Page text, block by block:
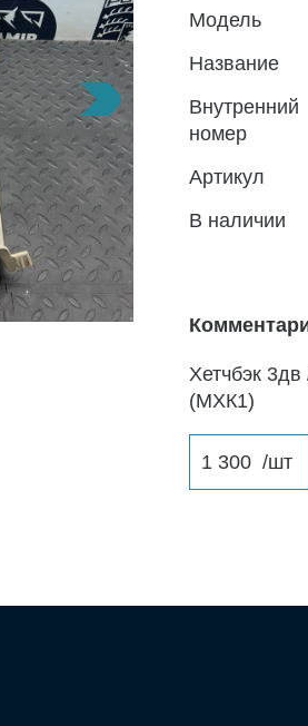
Модель
Название
Внутренний
номер
Артикул
В наличии
Хетчбэк
(МХК1)
1 300 /шт